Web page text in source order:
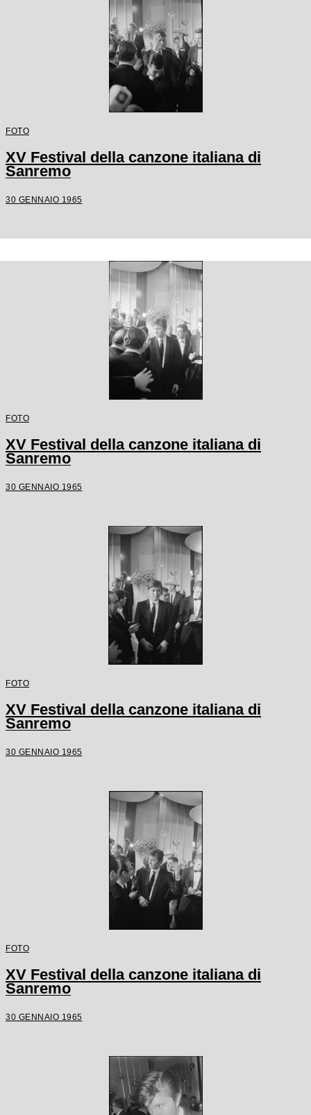
FOTO
XV Festival della canzone italiana di
Sanremo
30 GENNAIO 1965
FOTO
XV Festival della canzone italiana di
Sanremo
30 GENNAIO 1965
FOTO
XV Festival della canzone italiana di
Sanremo
30 GENNAIO 1965
FOTO
XV Festival della canzone italiana di
Sanremo
30 GENNAIO 1965